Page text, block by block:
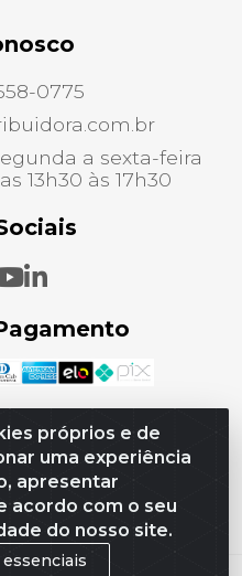
próprios e de
uma experiência
apresentar
acordo com o seu
do nosso site.
0775
a sexta-feira
13h30 às 17h30
21.256.822/0001-08 -
Campo Grande, Rio de
23075-007